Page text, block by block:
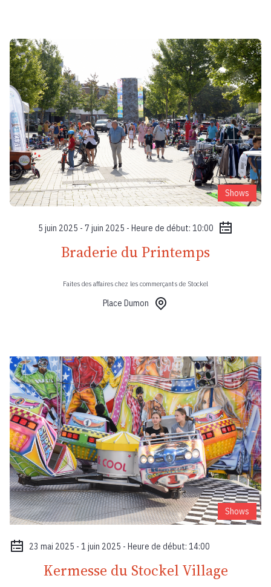
5 juin 2025 - 7 juin 2025 - Heure de début: 10:00
Braderie du Printemps
Faites des affaires chez les commerçants de Stockel
Place Dumon
Shows
Shows
23 mai 2025 - 1 juin 2025 - Heure de début: 14:00
Kermesse du Stockel Village